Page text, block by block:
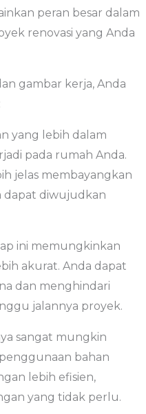
peran besar dalam
renovasi yang Anda
gambar kerja, Anda
yang lebih dalam
pada rumah Anda.
jelas membayangkan
dapat diwujudkan
ini memungkinkan
akurat. Anda dapat
dan menghindari
jalannya proyek.
sangat mungkin
bahan
lebih efisien,
yang tidak perlu.